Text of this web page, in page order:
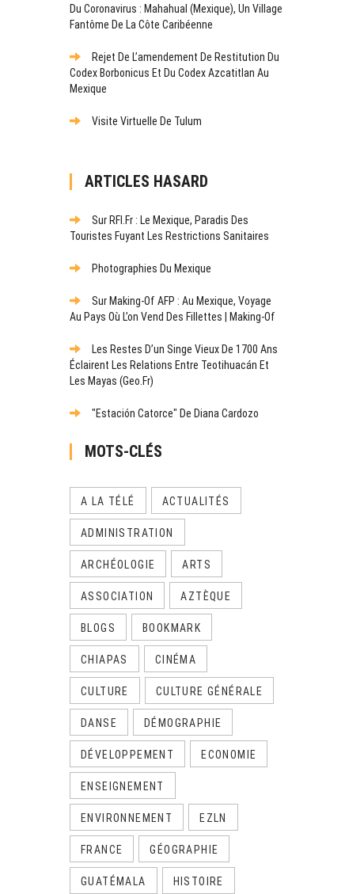
Du Coronavirus : Mahahual (Mexique), Un Village
Fantôme De La Côte Caribéenne
Rejet De L’amendement De Restitution Du
Codex Borbonicus Et Du Codex Azcatitlan Au
Mexique
Visite Virtuelle De Tulum
ARTICLES HASARD
Sur RFI.fr : Le Mexique, Paradis Des
Touristes Fuyant Les Restrictions Sanitaires
Photographies Du Mexique
Sur Making-Of AFP : Au Mexique, Voyage
Au Pays Où L’on Vend Des Fillettes | Making-Of
Les Restes D’un Singe Vieux De 1700 Ans
Éclairent Les Relations Entre Teotihuacán Et
Les Mayas (Geo.fr)
"Estación Catorce" De Diana Cardozo
MOTS-CLÉS
A LA TÉLÉ ACTUALITÉS
ADMINISTRATION
ARCHÉOLOGIE ARTS
ASSOCIATION AZTÈQUE
BLOGS BOOKMARK
CHIAPAS CINÉMA
CULTURE CULTURE GÉNÉRALE
DANSE DÉMOGRAPHIE
DÉVELOPPEMENT ECONOMIE
ENSEIGNEMENT
ENVIRONNEMENT EZLN
FRANCE GÉOGRAPHIE
GUATÉMALA HISTOIRE